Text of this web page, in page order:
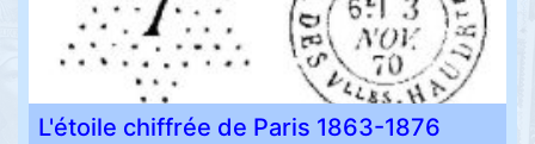
L'étoile chiffrée de Paris 1863-1876